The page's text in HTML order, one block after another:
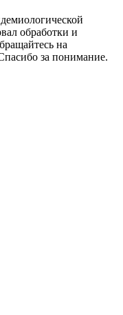
обработки и
на
за понимание.